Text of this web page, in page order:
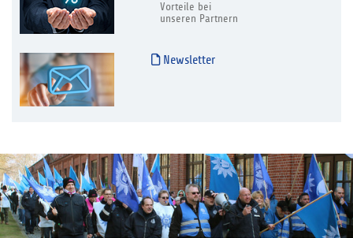
Vorteile bei
unseren Partnern
Newsletter